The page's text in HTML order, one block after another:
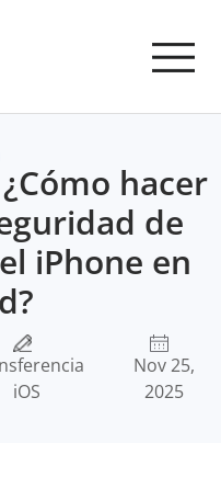
hacer
de
iPhone en
iOS
Nov 25,
2025